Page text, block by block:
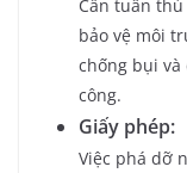
Cần tuân
bảo vệ môi
chống bụi
công.
Giấy phép:
Việc phá dỡ